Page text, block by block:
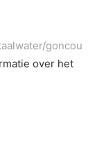
goncou
over het